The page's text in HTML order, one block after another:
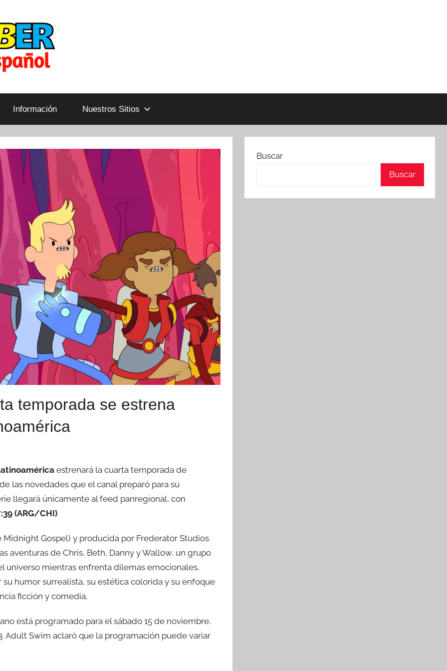
Información Nuestros Sitios
temporada se estrena
estrenará la cuarta temporada de
las novedades que el canal preparó para su
llegará únicamente al feed panregional, con
(ARG/CHI).
Gospel) y producida por Frederator Studios
aventuras de Chris, Beth, Danny y Wallow, un grupo
universo mientras enfrenta dilemas emocionales,
humor surrealista, su estética colorida y su enfoque
ficción y comedia.
está programado para el sábado 15 de noviembre,
Adult Swim aclaró que la programación puede variar
Buscar
Buscar